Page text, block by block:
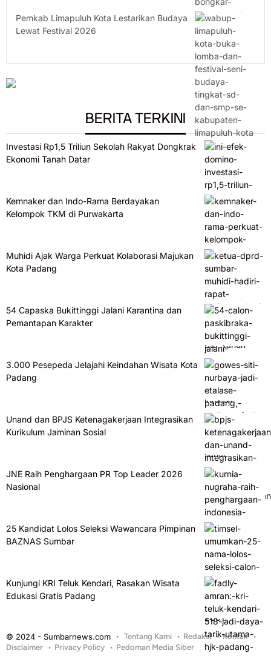
Pemkab Limapuluh Kota Lestarikan Budaya
Lewat Festival 2026
BERITA TERKINI
Investasi Rp1,5 Triliun Sekolah Rakyat Dongkrak
Ekonomi Tanah Datar
Kemnaker dan Indo-Rama Berdayakan
Kelompok TKM di Purwakarta
Muhidi Ajak Warga Perkuat Kolaborasi Majukan
Kota Padang
54 Capaska Bukittinggi Jalani Karantina dan
Pemantapan Karakter
3.000 Pesepeda Jelajahi Keindahan Wisata Kota
Padang
Unand dan BPJS Ketenagakerjaan Integrasikan
Kurikulum Jaminan Sosial
JNE Raih Penghargaan PR Top Leader 2026
Nasional
25 Kandidat Lolos Seleksi Wawancara Pimpinan
BAZNAS Sumbar
Kunjungi KRI Teluk Kendari, Rasakan Wisata
Edukasi Gratis Padang
© 2024 - Sumbarnews.com Tentang Kami Redaksi
Kontak
Disclaimer
Privacy Policy Pedoman Media Siber